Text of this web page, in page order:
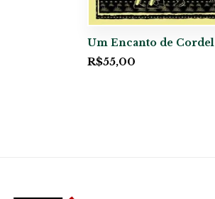
Um Encanto de Cordel
R$55,00